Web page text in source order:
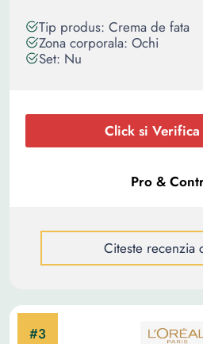
Tip produs: Crema de fata
Zona corporala: Ochi
Set: Nu
Click si Verifica
Citeste recenzia